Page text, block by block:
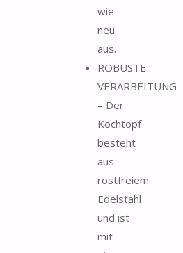
wie
neu
aus.
ROBUSTE
VERARBEITUNG
– Der
Kochtopf
besteht
aus
rostfreiem
Edelstahl
und ist
mit